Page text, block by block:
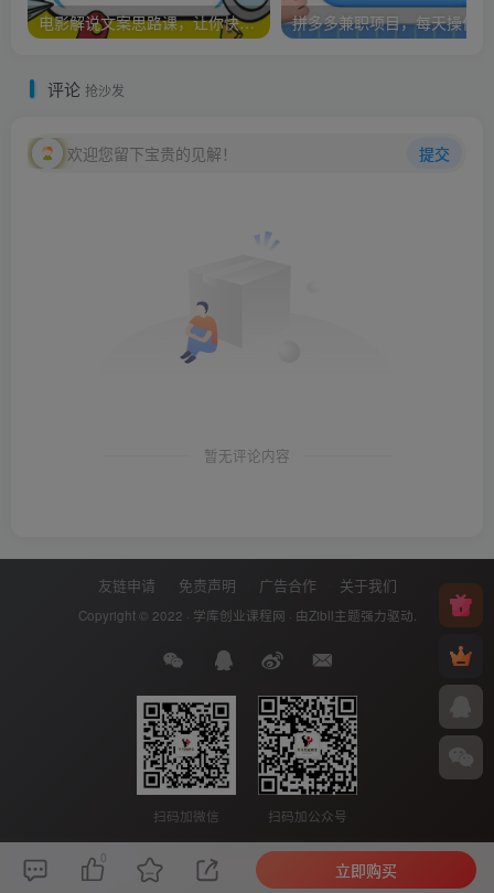
电影解说文案思路课，让你快速掌握文案编写的技巧（3节视频课程）
评论 抢沙发
欢迎您留下宝贵的见解！ 提交
暂无评论内容
友链申请 免责声明 广告合作 关于我们
Copyright © 2022 · 学库创业课程网 · 由Zibll主题强力驱动.
扫码加微信 扫码加公众号
0
立即购买